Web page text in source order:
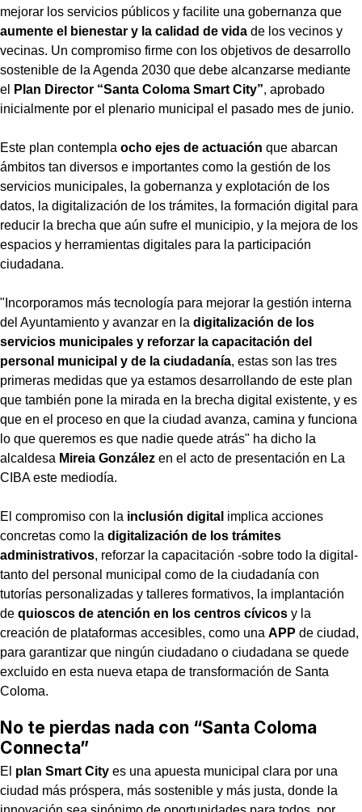
mejorar los servicios públicos y facilite una gobernanza que
aumente el bienestar y la calidad de vida de los vecinos y
vecinas. Un compromiso firme con los objetivos de desarrollo
sostenible de la Agenda 2030 que debe alcanzarse mediante
el
Plan Director “Santa Coloma Smart City”, aprobado
inicialmente por el plenario municipal el pasado mes de junio.
Este plan contempla ocho ejes de actuación que abarcan
ámbitos tan diversos e importantes como la gestión de los
servicios municipales, la gobernanza y explotación de los
datos, la digitalización de los trámites, la formación digital para
reducir la brecha que aún sufre el municipio, y la mejora de los
espacios y herramientas digitales para la participación
ciudadana.
"Incorporamos más tecnología para mejorar la gestión interna
del Ayuntamiento y avanzar en la digitalización de los
servicios municipales y reforzar la capacitación del
personal municipal y de la ciudadanía, estas son las tres
primeras medidas que ya estamos desarrollando de este plan
que también pone la mirada en la brecha digital existente, y es
que en el proceso en que la ciudad avanza, camina y funciona
lo que queremos es que nadie quede atrás" ha dicho la
alcaldesa Mireia González en el acto de presentación en La
CIBA este mediodía.
El compromiso con la inclusión digital implica acciones
concretas como la digitalización de los trámites
administrativos, reforzar la capacitación -sobre todo la digital-
tanto del personal municipal como de la ciudadanía con
tutorías personalizadas y talleres formativos, la implantación
de quioscos de atención en los centros cívicos y la
creación de plataformas accesibles, como una APP de ciudad,
para garantizar que ningún ciudadano o ciudadana se quede
excluido en esta nueva etapa de transformación de Santa
Coloma.
No te pierdas nada con “Santa Coloma
Connecta”
El plan Smart City es una apuesta municipal clara por una
ciudad más próspera, más sostenible y más justa, donde la